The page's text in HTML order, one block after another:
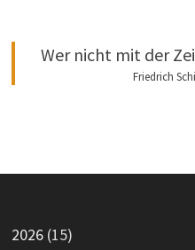
Wer nicht mit der
Friedrich
2026(15)